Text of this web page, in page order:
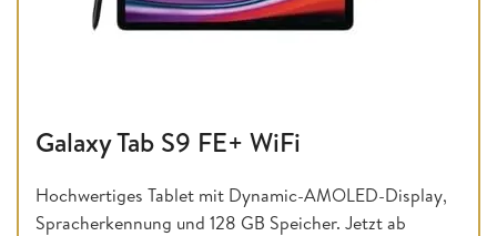
Galaxy Tab S9 FE+ WiFi
Hochwertiges Tablet mit Dynamic-AMOLED-Display,
Spracherkennung und 128 GB Speicher. Jetzt ab